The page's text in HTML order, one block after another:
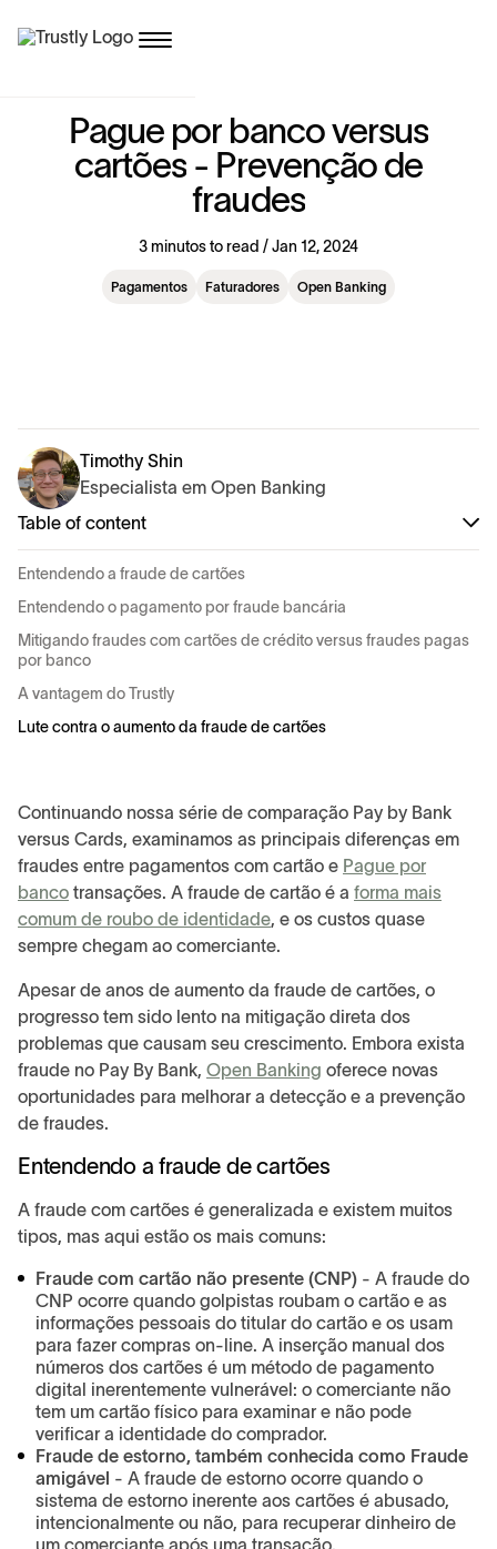
Pague por bancoversus
cartões - Prevenção de
fraudes
3 minutos to read / Jan 12, 2024
Pagamentos Faturadores Open Banking
Timothy Shin
Especialista em Open Banking
Table of content
Entendendo a fraude de cartões
Entendendo o pagamento por fraude bancária
Mitigando fraudes com cartões de crédito versus fraudes pagas
por banco
A vantagem do Trustly
Lute contra o aumento da fraude de cartões
Continuando nossa série de comparação Pay by Bank
versus Cards, examinamos as principais diferenças em
fraudes entre pagamentos com cartão e Pague por
banco transações. A fraude de cartão é a forma mais
comum de roubo de identidade, e os custos quase
sempre chegam ao comerciante.
Apesar de anos de aumento da fraude de cartões, o
progresso tem sido lento na mitigação direta dos
problemas que causam seu crescimento. Embora exista
fraude no Pay By Bank, Open Banking oferece novas
oportunidades para melhorar a detecção e a prevenção
de fraudes.
Entendendo a fraude de cartões
A fraude com cartões é generalizada e existem muitos
tipos, mas aqui estão os mais comuns:
Fraude com cartão não presente (CNP) - A fraude do
CNP ocorre quando golpistas roubam o cartão e as
informações pessoais do titular do cartão e os usam
para fazer compras on-line. A inserção manual dos
números dos cartões é um método de pagamento
digital inerentemente vulnerável: o comerciante não
tem um cartão físico para examinar e não pode
verificar a identidade do comprador.
Fraude de estorno, também conhecida como Fraude
amigável - A fraude de estorno ocorre quando o
sistema de estorno inerente aos cartões é abusado,
intencionalmente ou não, para recuperar dinheiro de
um comerciante após uma transação.